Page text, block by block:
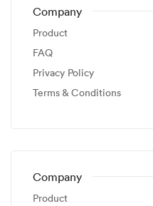
Company
Product
FAQ
Privacy Policy
Terms & Conditions
Company
Product